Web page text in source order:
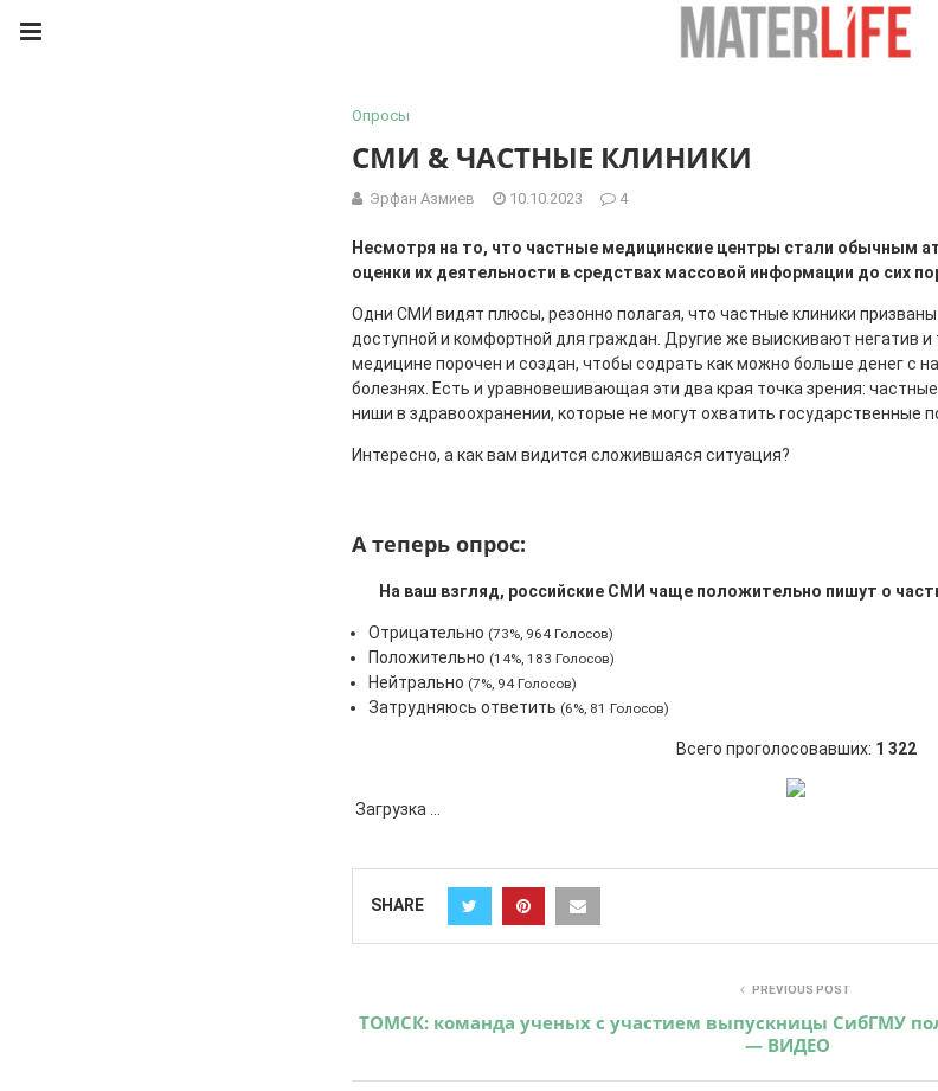
Опросы
СМИ & ЧАСТНЫЕ КЛИНИКИ
Эрфан Азмиев 10.10.2023 4
Несмотря на то, что частные медицинские центры стали обычным
оценки их деятельности в средствах массовой информации до сих
Одни СМИ видят плюсы, резонно полагая, что частные клиники
доступной и комфортной для граждан. Другие же выискивают негатив и
медицине порочен и создан, чтобы содрать как можно больше денег с
болезнях. Есть и уравновешивающая эти два края точка зрения:
ниши в здравоохранении, которые не могут охватить государственные
Интересно, а как вам видится сложившаяся ситуация?
А теперь опрос:
На ваш взгляд, российские СМИ чаще положительно пишут о
Отрицательно (73%, 964 Голосов)
Положительно (14%, 183 Голосов)
Нейтрально (7%, 94 Голосов)
Затрудняюсь ответить (6%, 81 Голосов)
Всего проголосовавших: 1 322
Загрузка ...
SHARE
PREVIOUS POST
ТОМСК: команда ученых с участием выпускницы СибГМУ
— ВИДЕО